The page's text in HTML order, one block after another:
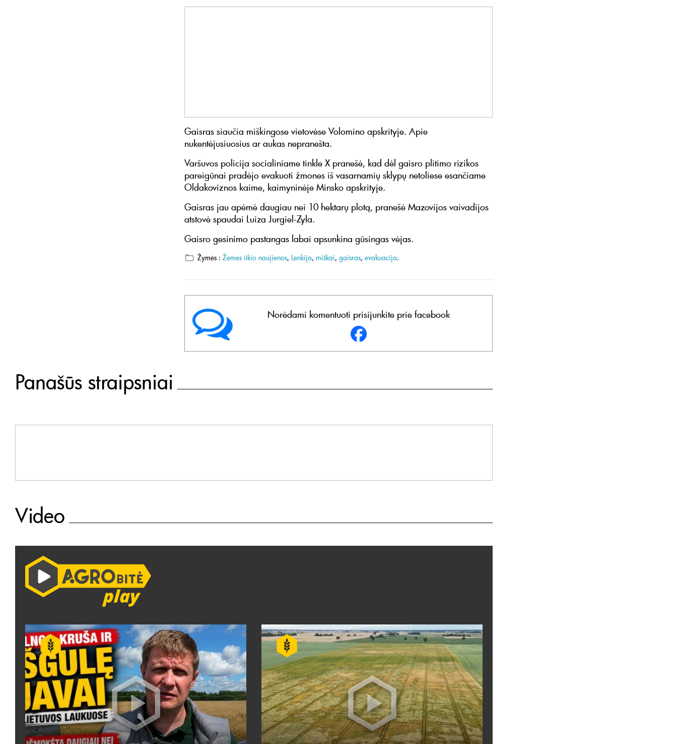
Gaisras siaučia miškingose vietovėse Volomino apskrityje. Apie
nukentėjusiuosius ar aukas nepranešta.
Varšuvos policija socialiniame tinkle X pranešė, kad dėl gaisro plitimo rizikos
pareigūnai pradėjo evakuoti žmones iš vasarnamių sklypų netoliese esančiame
Oldakoviznos kaime, kaimyninėje Minsko apskrityje.
Gaisras jau apėmė daugiau nei 10 hektarų plotą, pranešė Mazovijos vaivadijos
atstovė spaudai Luiza Jurgiel-Zyla.
Gaisro gesinimo pastangas labai apsunkina gūsingas vėjas.
Žymės : Žemės ūkio naujienos, Lenkija, miškai, gaisras, evakuacija.
Norėdami komentuoti prisijunkite prie facebook
Panašūs straipsniai
Video